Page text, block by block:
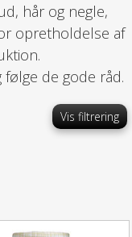
hår og negle,
opretholdelse af
de gode råd.
Vis filtrering